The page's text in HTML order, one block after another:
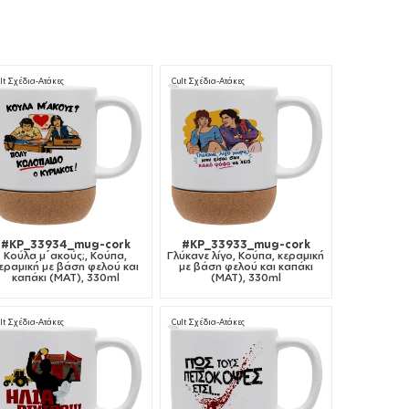
Σχέδια-Ατάκες
#KP_33934_mug-cork
Κούλα μ΄ακούς;, Κούπα,
με βάση φελού και
καπάκι (ΜΑΤ), 330ml
Cult Σχέδια-Ατάκες
#KP_33933_mug-cork
Γλύκανε λίγο, Κούπα, κεραμική
με βάση φελού και καπάκι
(ΜΑΤ), 330ml
Σχέδια-Ατάκες Cult Σχέδια-Ατάκες